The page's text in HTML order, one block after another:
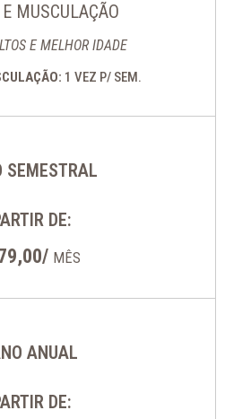
MUSCULAÇÃO
E MELHOR IDADE
1 VEZ P/ SEM.
SEMESTRAL
DE:
MÊS
ANUAL
DE: